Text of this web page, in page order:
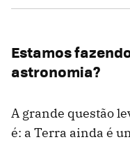
Estamos
astronomia?
A grande questão
é: a Terra ainda é